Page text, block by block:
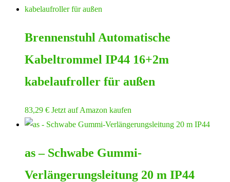
war:
ist:
Brennenstuhl Automatische
Kabeltrommel IP44 16+2m
kabelaufroller für außen
83,29 € Jetzt auf Amazon kaufen
as – Schwabe Gummi-
Verlängerungsleitung 20 m IP44